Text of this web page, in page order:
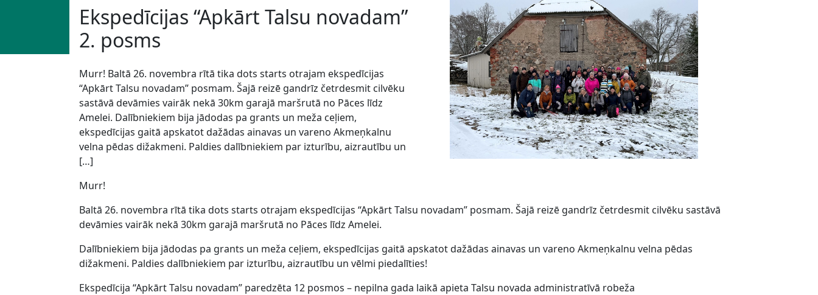
Ekspedīcijas “Apkārt Talsu novadam”
2. posms
Murr! Baltā 26. novembra rītā tika dots starts otrajam ekspedīcijas
“Apkārt Talsu novadam” posmam. Šajā reizē gandrīz četrdesmit cilvēku
sastāvā devāmies vairāk nekā 30km garajā maršrutā no Pāces līdz
Amelei. Dalībniekiem bija jādodas pa grants un meža ceļiem,
ekspedīcijas gaitā apskatot dažādas ainavas un vareno Akmeņkalnu
velna pēdas dižakmeni. Paldies dalībniekiem par izturību, aizrautību un
[…]
Murr!
Baltā 26. novembra rītā tika dots starts otrajam ekspedīcijas “Apkārt Talsu novadam” posmam. Šajā reizē gandrīz četrdesmit cilvēku sastāvā
devāmies vairāk nekā 30km garajā maršrutā no Pāces līdz Amelei.
Dalībniekiem bija jādodas pa grants un meža ceļiem, ekspedīcijas gaitā apskatot dažādas ainavas un vareno Akmeņkalnu velna pēdas
dižakmeni. Paldies dalībniekiem par izturību, aizrautību un vēlmi piedalīties!
Ekspedīcija “Apkārt Talsu novadam” paredzēta 12 posmos – nepilna gada laikā apieta Talsu novada administratīvā robeža